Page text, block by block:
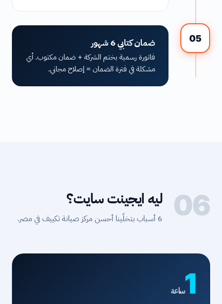
05 ضمان كتابي 6 شهور
فاتورة رسمية بختم الشركة + ضمان مكتوب. أي
مشكلة في فترة الضمان = إصلاح مجاني.
06 ليه ايجينت سايت؟
6 أسباب بتخلّينا أحسن مركز صيانة تكييف في مصر.
1ساعة